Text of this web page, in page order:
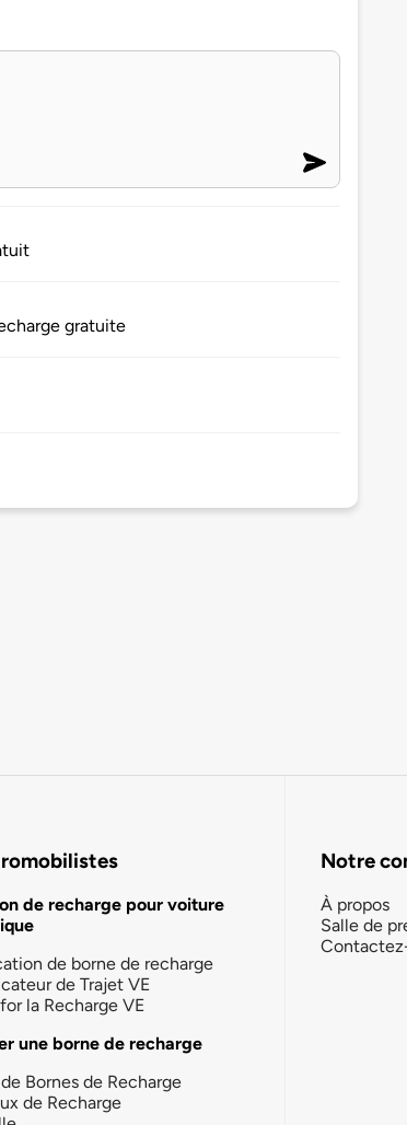
gratuite
de recharge pour voiture
de borne de recharge
de Trajet VE
la Recharge VE
une borne de recharge
Bornes de Recharge
de Recharge
Notre
À propos
Salle de